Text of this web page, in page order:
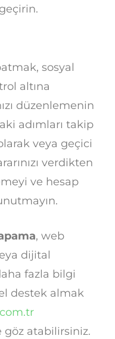
sosyal
altına
düzenlemenin
adımları takip
veya geçici
verdikten
ve hesap
, web
dijital
fazla bilgi
destek almak
atabilirsiniz.